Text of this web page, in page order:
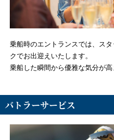
乗船時のエントランスでは、ス
クでお出迎えいたします。
乗船した瞬間から優雅な気分が高
バトラーサービス